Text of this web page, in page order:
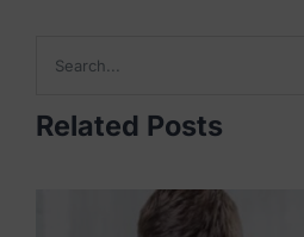
for:
Related Posts